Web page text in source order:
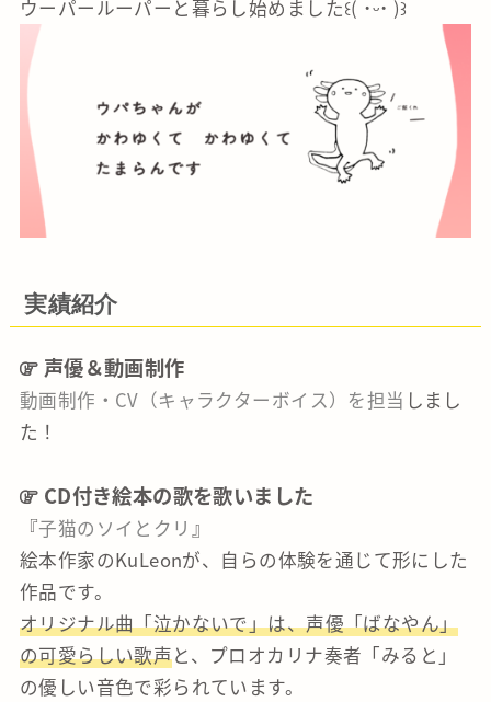
ウーパールーパーと暮らし始めました꒰( ˙ᵕ‎˙ )꒱
実績紹介
声優＆動画制作
動画制作・CV（キャラクターボイス）を担当 しまし
た！
CD付き絵本の歌を歌いました
『子猫のソイとクリ 』
絵本作家のKuLeonが、自らの体験を通じて形にした
作品です。
オリジナル曲「泣かないで」は、声優「ばなやん」
の可愛らしい歌声と、プロオカリナ奏者「みると」
の優しい音色で彩られています。